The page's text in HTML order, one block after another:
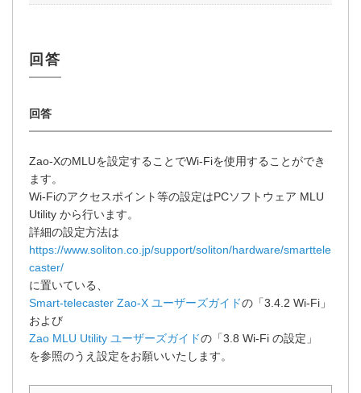
Zao-XのMLUを設定することでWi-Fiを使用することができ
ます。
Wi-Fiのアクセスポイント等の設定はPCソフトウェア MLU
Utility から行います。
詳細の設定方法は
https://www.soliton.co.jp/support/soliton/hardware/smarttele
caster/
に置いている、
Smart-telecaster Zao-X ユーザーズガイドの「3.4.2 Wi-Fi」
および
Zao MLU Utility ユーザーズガイドの「3.8 Wi-Fi の設定」
を参照のうえ設定をお願いいたします。